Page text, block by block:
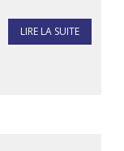
LIRE LA SUITE